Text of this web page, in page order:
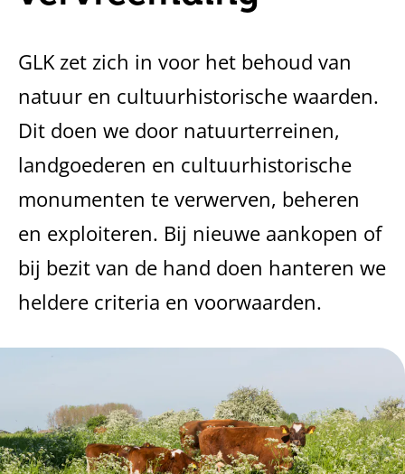
GLK zet zich in voor het behoud van
natuur en cultuurhistorische waarden.
Dit doen we door natuurterreinen,
landgoederen en cultuurhistorische
monumenten te verwerven, beheren
en exploiteren. Bij nieuwe aankopen of
bij bezit van de hand doen hanteren we
heldere criteria en voorwaarden.